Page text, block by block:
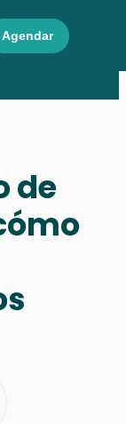
Agendar
de